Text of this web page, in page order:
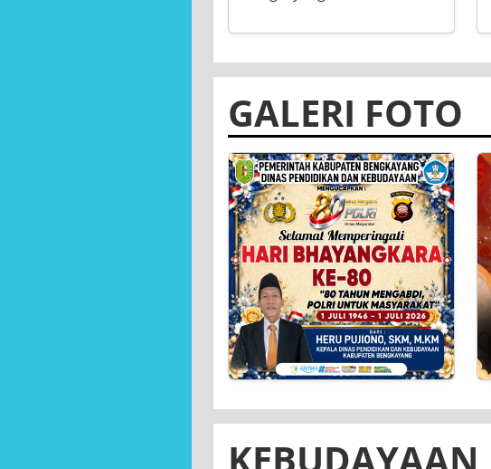
Gerakan "CERIA KIA" untuk Lindungi Hak Anak
Kepala Dinas Pendidikan
dan Kebudayaan Kabupaten
Bengkayang,...
GALERI FOTO